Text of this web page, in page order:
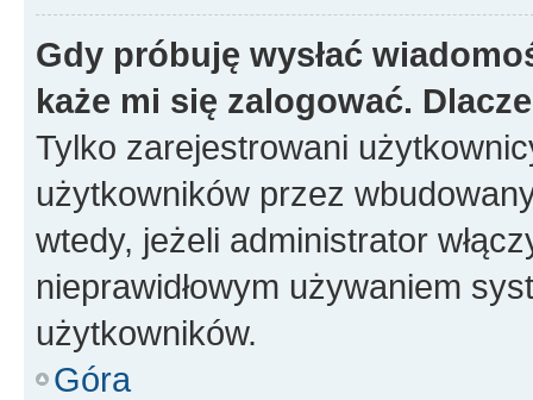
Gdy próbuję wysłać
każe mi się zalogować.
Tylko zarejestrowani
użytkowników przez
wtedy, jeżeli administrator
nieprawidłowym używaniem
użytkowników.
Góra